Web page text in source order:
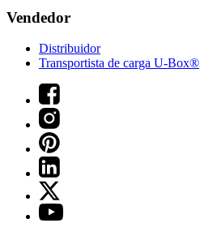
Vendedor
Distribuidor
Transportista de carga U-Box®